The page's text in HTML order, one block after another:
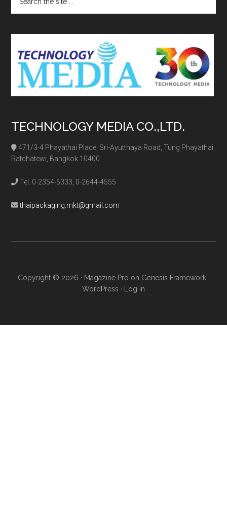
the
TECHNOLOGY MEDIA CO.,LTD.
471/3-4 Phayathai Place, Sri-Ayutthaya Road, Tung Phayathai
Ratchatewi, Bangkok 10400
Tel. 0-2354-5333, 0-2644-4555
thaipackaging.mkt@gmail.com
Copyright © 2026 · Magazine Pro on Genesis Framework·
WordPress · Log in